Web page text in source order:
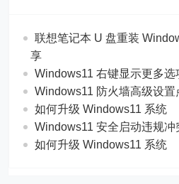
联想笔记本 U 盘重装
享
Windows11 右键显示更多选
Windows11 防火墙高级设置
如何升级 Windows11 系统
Windows11 安全启动违规冲
如何升级 Windows11 系统